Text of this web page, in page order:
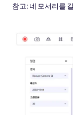
참고: 네 모서리를